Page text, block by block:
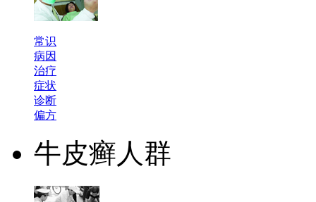
常识
病因
治疗
症状
诊断
偏方
牛皮癣人群